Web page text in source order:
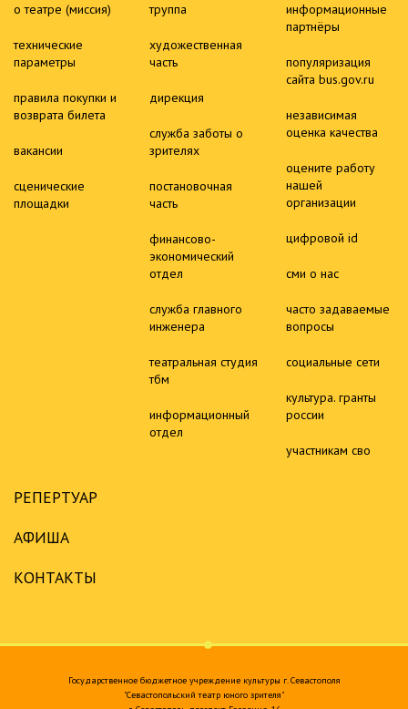
о театре (миссия)
технические
параметры
правила покупки и
возврата билета
вакансии
сценические
площадки
труппа
художественная
часть
дирекция
служба заботы о
зрителях
постановочная
часть
финансово-
экономический
отдел
служба главного
инженера
театральная студия
тбм
информационный
отдел
информационные
партнёры
популяризация
сайта bus.gov.ru
независимая
оценка качества
оцените работу
нашей
организации
цифровой id
сми о нас
часто задаваемые
вопросы
социальные сети
культура. гранты
россии
участникам сво
РЕПЕРТУАР
АФИША
КОНТАКТЫ
Государственное бюджетное учреждение культуры г. Севастополя
"Севастопольский театр юного зрителя"